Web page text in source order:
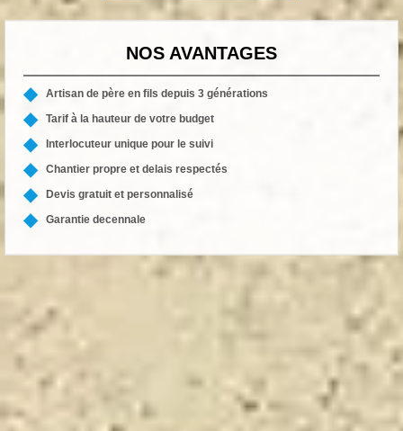
NOS AVANTAGES
Artisan de père en fils depuis 3 générations
Tarif à la hauteur de votre budget
Interlocuteur unique pour le suivi
Chantier propre et delais respectés
Devis gratuit et personnalisé
Garantie decennale